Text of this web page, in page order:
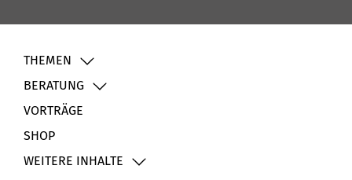
THEMEN
BERATUNG
VORTRÄGE
SHOP
WEITERE INHALTE